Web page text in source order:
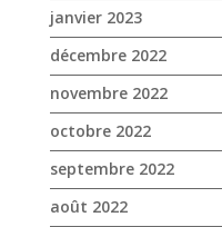
août 2022
juillet 2022
juin 2022
mai 2022
avril 2022
mars 2022